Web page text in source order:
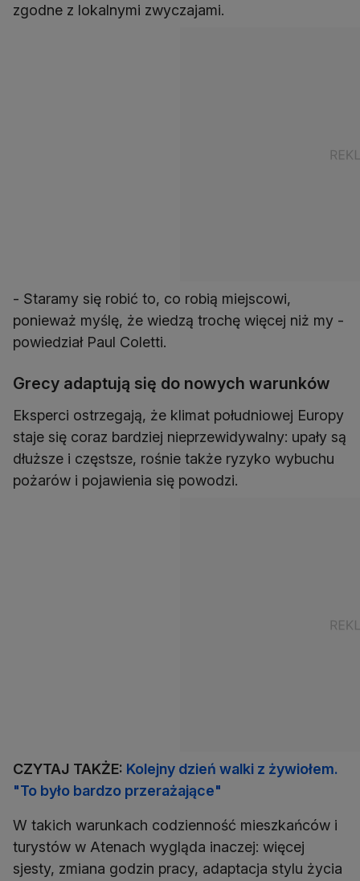
zgodne z lokalnymi zwyczajami.
- Staramy się robić to, co robią miejscowi,
ponieważ myślę, że wiedzą trochę więcej niż my -
powiedział Paul Coletti.
Grecy adaptują się do nowych warunków
Eksperci ostrzegają, że klimat południowej Europy
staje się coraz bardziej nieprzewidywalny: upały są
dłuższe i częstsze, rośnie także ryzyko wybuchu
pożarów i pojawienia się powodzi.
CZYTAJ TAKŻE: Kolejny dzień walki z żywiołem.
"To było bardzo przerażające"
W takich warunkach codzienność mieszkańców i
turystów w Atenach wygląda inaczej: więcej
sjesty, zmiana godzin pracy, adaptacja stylu życia